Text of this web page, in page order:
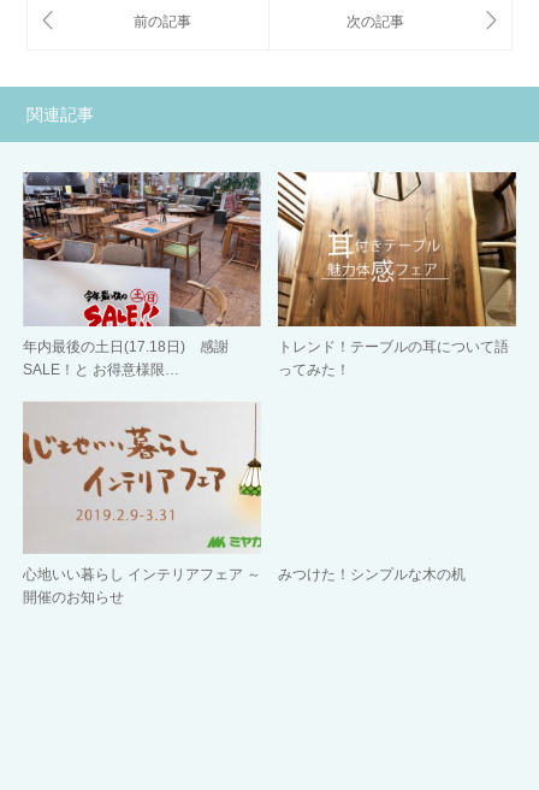
関連記事
年内最後の土日(17.18日) 感謝
SALE！と お得意様限…
トレンド！テーブルの耳について語
ってみた！
心地いい暮らし インテリアフェア ～
開催のお知らせ
みつけた！シンプルな木の机